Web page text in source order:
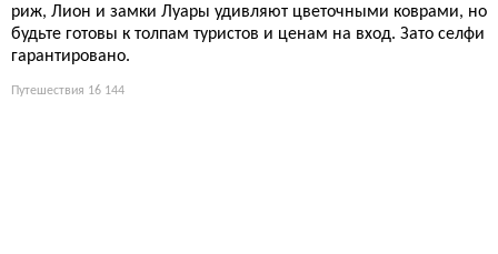
риж, Лион и замки Луары удивляют цветочными коврами, но
будьте готовы к толпам туристов и ценам на вход. Зато селфи
гарантировано.
Путешествия 16 144